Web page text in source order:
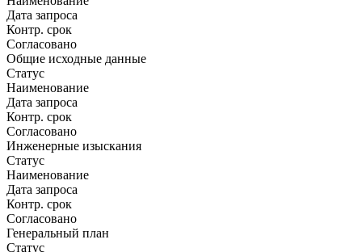
Дата запроса
Контр. срок
Согласовано
Общие исходные данные
Статус
Наименование
Дата запроса
Контр. срок
Согласовано
Инженерные изыскания
Статус
Наименование
Дата запроса
Контр. срок
Согласовано
Генеральный план
Статус